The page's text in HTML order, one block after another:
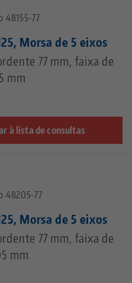
48155-77
Morsa de 5 eixos
77 mm, faixa de
mm
à lista de consultas
48205-77
Morsa de 5 eixos
77 mm, faixa de
mm